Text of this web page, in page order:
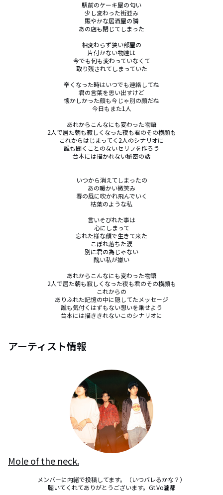
駅前のケーキ屋の匂い
少し変わった街並み
賑やかな居酒屋の隣
あの店も閉じてしまった
相変わらず狭い部屋の
片付かない物達は
今でも何も変わっていなくて
取り残されてしまっていた
辛くなった時はいつでも連絡してね
君の言葉を思い出すけど
懐かしかった顔も今じゃ別の顔だね
今日もまた1人
あれからこんなにも変わった物語
2人で居た朝も寂しくなった夜も君のその横顔も
これからはじまってく2人のシナリオに
誰も聞くことのないセリフを作ろう
台本には描かれない秘密の話
いつから消えてしまったの
あの暖かい微笑み
春の風に吹かれ飛んでいく
枯葉のような私
言いそびれた事は
心にしまって
忘れた様な顔で生きて来た
こぼれ落ちた涙
別に君の為じゃない
醜い私が嫌い
あれからこんなにも変わった物語
2人で居た朝も寂しくなった夜も君のその横顔も
これからの
ありふれた記憶の中に隠してたメッセージ
誰も気付くはずもない想いを乗せよう
台本には描ききれないこのシナリオに
アーティスト情報
Mole of the neck.
メンバーに内緒で投稿してます。（いつバレるかな？）
聴いてくれてありがとうございます。Gt.Vo瀧都